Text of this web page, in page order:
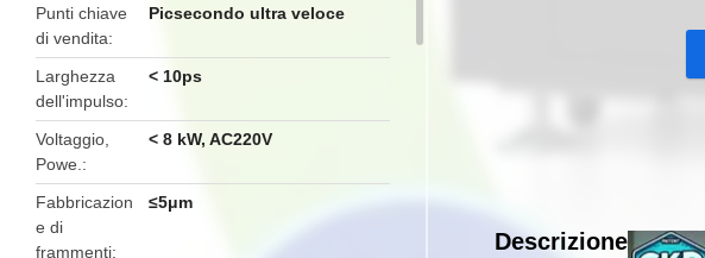
Punti chiave
di vendita
Picsecondo ultra veloce
Larghezza
dell'impulso
< 10ps
Voltaggio,
Powe.
< 8 kW, AC220V
Fabbricazion
e di
frammenti
≤5μm
Descrizione